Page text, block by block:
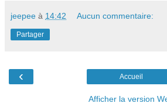
jeepee à 14:42 Aucun commentaire:
Partager
‹ Accueil
Afficher la version